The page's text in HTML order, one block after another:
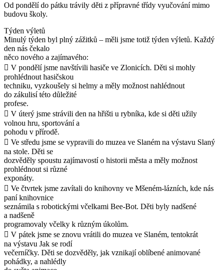
Od pondělí do pátku trávily děti z přípravné třídy vyučování mimo
budovu školy.
Týden výletů
Minulý týden byl plný zážitků – měli jsme totiž týden výletů. Každý
den nás čekalo
něco nového a zajímavého:
 V pondělí jsme navštívili hasiče ve Zlonicích. Děti si mohly
prohlédnout hasičskou
techniku, vyzkoušely si helmy a měly možnost nahlédnout
do zákulisí této důležité
profese.
 V úterý jsme strávili den na hřišti u rybníka, kde si děti užily
volnou hru, sportování a
pohodu v přírodě.
 Ve středu jsme se vypravili do muzea ve Slaném na výstavu Slaný
na stole. Děti se
dozvěděly spoustu zajímavostí o historii města a měly možnost
prohlédnout si různé
exponáty.
 Ve čtvrtek jsme zavítali do knihovny ve Mšeném-lázních, kde nás
paní knihovnice
seznámila s robotickými včelkami Bee-Bot. Děti byly nadšené
a nadšeně
programovaly včelky k různým úkolům.
 V pátek jsme se znovu vrátili do muzea ve Slaném, tentokrát
na výstavu Jak se rodí
večerníčky. Děti se dozvěděly, jak vznikají oblíbené animované
pohádky, a nahlédly